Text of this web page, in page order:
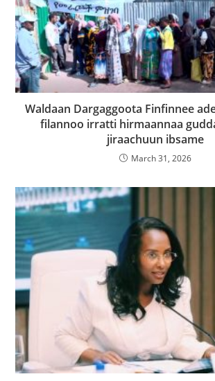
Waldaan Dargaggoota Finfinnee
filannoo irratti hirmaannaa
jiraachuun ibsame
March 31, 2026